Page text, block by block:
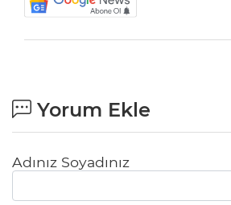
Yorum Ekle
Adınız Soyadınız